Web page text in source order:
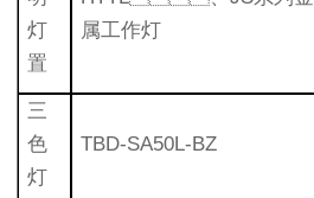
灯
置
属工作灯
三
色
灯
TBD-SA50L-BZ